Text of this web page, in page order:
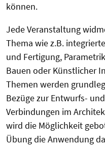
können.
Jede Veranstaltung
Thema wie z.B.
und Fertigung,
Bauen oder Künstlicher
Themen werden
Bezüge zur Entwurfs-
Verbindungen im
wird die Möglichkeit
Übung die Anwendung